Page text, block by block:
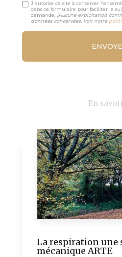
J'autorise ce site à conserver
dans ce formulaire pour faciliter le
demande. (Aucune exploitation
données concervées. Voir notre
En
La respiration une
mécanique ARTE